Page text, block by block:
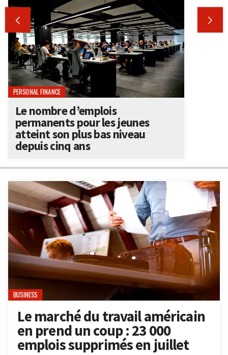
BUSINESS
Le marché du travail américain
en prend un coup : 23 000
emplois supprimés en juillet
 
PERSONAL FINANCE
Le nombre d’emplois
permanents pour les jeunes
atteint son plus bas niveau
depuis cinq ans